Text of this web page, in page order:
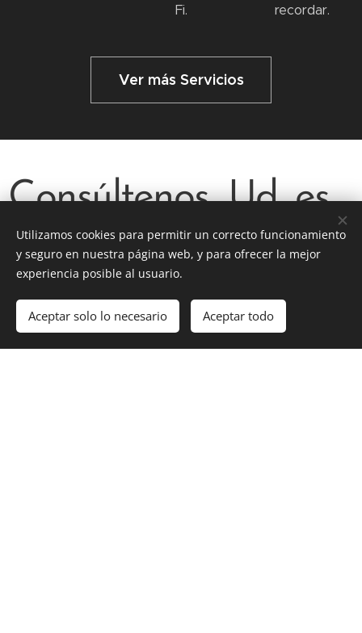
Fi.
recordar.
Ver más Servicios
Consúltenos, Ud. es
bienvenido!
Por favor, ingrese sus datos y responderemos a la
brevedad.
Utilizamos cookies para permitir un correcto funcionamiento
y seguro en nuestra página web, y para ofrecer la mejor
experiencia posible al usuario.
Aceptar solo lo necesario Aceptar todo